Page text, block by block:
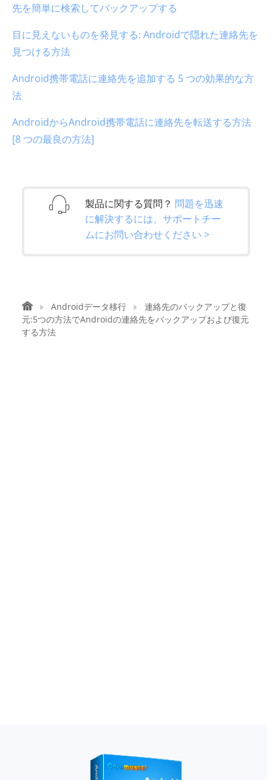
先を簡単に検索してバックアップする
目に見えないものを発見する: Androidで隠れた連絡先を
見つける方法
Android携帯電話に連絡先を追加する 5 つの効果的な方
法
AndroidからAndroid携帯電話に連絡先を転送する方法
[8 つの最良の方法]
製品に関する質問？ 問題を迅速
に解決するには、サポートチー
ムにお問い合わせください >
Androidデータ移行
連絡先のバックアップと復
元:5つの方法でAndroidの連絡先をバックアップおよび復元
する方法